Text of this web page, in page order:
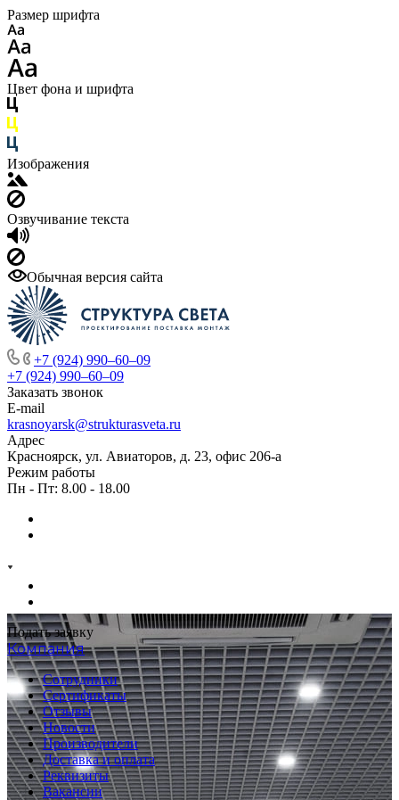
Размер шрифта
Цвет фона и шрифта
Изображения
Озвучивание текста
Обычная версия сайта
+7 (924) 990‒60‒09
+7 (924) 990‒60‒09
Заказать звонок
E-mail
krasnoyarsk@strukturasveta.ru
Адрес
Красноярск, ул. Авиаторов, д. 23, офис 206-а
Режим работы
Пн - Пт: 8.00 - 18.00
Подать заявку
Компания
Сотрудники
Сертификаты
Отзывы
Новости
Производители
Доставка и оплата
Реквизиты
Вакансии